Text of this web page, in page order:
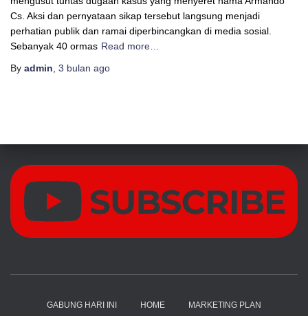
Cs. Aksi dan pernyataan sikap tersebut langsung menjadi
perhatian publik dan ramai diperbincangkan di media sosial.
Sebanyak 40 ormas Read more…
By admin 3 bulan ago
GABUNG HARI INI HOME MARKETING PLAN